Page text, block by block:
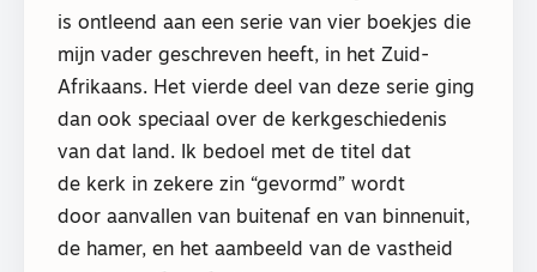
is ontleend aan een serie van vier boekjes die
mijn vader geschreven heeft, in het Zuid-
Afrikaans. Het vierde deel van deze serie ging
dan ook speciaal over de kerkgeschiedenis
van dat land. Ik bedoel met de titel dat
de kerk in zekere zin “gevormd” wordt
door aanvallen van buitenaf en van binnenuit,
de hamer, en het aambeeld van de vastheid